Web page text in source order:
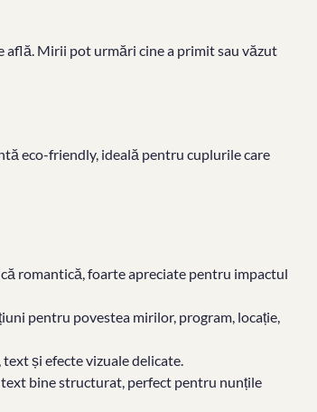
află. Mirii pot urmări cine a primit sau văzut
eco-friendly, ideală pentru cuplurile care
romantică, foarte apreciate pentru impactul
pentru povestea mirilor, program, locație,
și efecte vizuale delicate.
text bine structurat, perfect pentru nunțile